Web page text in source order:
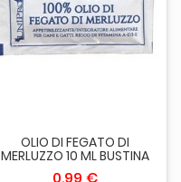
OLIO DI FEGATO DI
MERLUZZO 10 ML BUSTINA